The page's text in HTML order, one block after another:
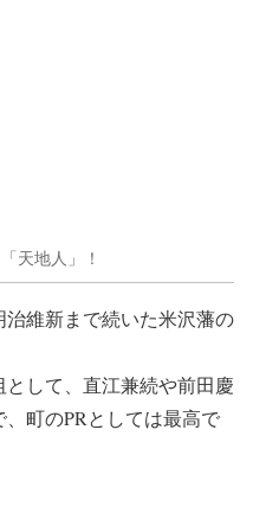
天地人」！
維新まで続いた米沢藩の
して、直江兼続や前田慶
町のPRとしては最高で